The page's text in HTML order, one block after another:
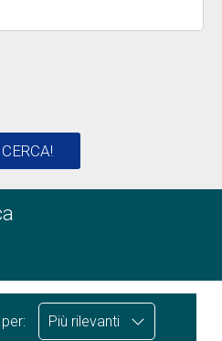
CERCA!
Più rilevanti